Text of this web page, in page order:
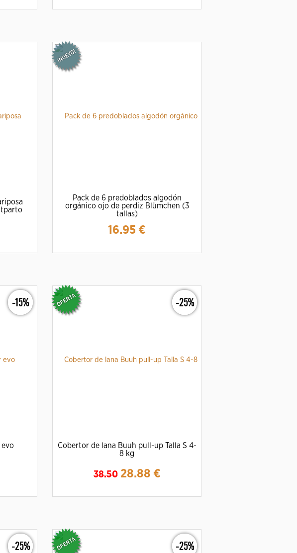
Pack de 6 predoblados algodón
orgánico ojo de perdiz Blümchen (3
tallas)
16.95 €
-15% -25%
Cobertor de lana Buuh pull-up Talla S 4-
8 kg
38.50 28.88 €
-25% -25%